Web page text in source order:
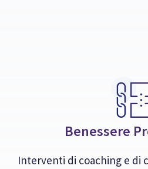
Benessere
Interventi di coaching e di